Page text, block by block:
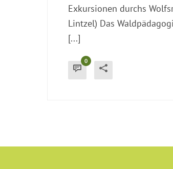
Exkursionen durchs
Lintzel) Das
[...]
0